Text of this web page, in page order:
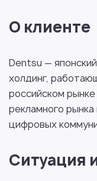
О клиенте
Dentsu —
холдинг,
российском
рекламного
цифровых
Ситуация